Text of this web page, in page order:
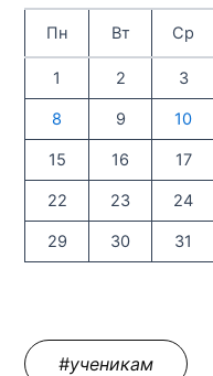
Пн Вт Ср
1 2 3
8 9 10
15 16 17
22 23 24
29 30 31
#ученикам